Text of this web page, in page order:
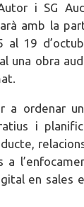
i SG
amb la
al 19
una obra
a ordenar
i
a
en sales